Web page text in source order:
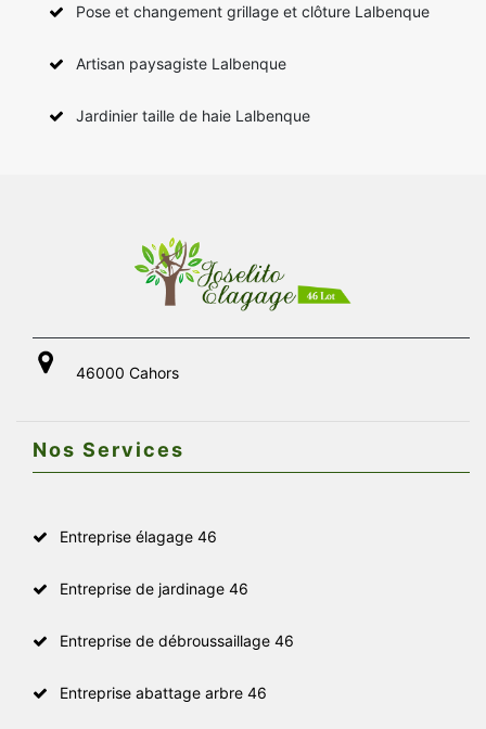
Pose et changement grillage et clôture Lalbenque
Artisan paysagiste Lalbenque
Jardinier taille de haie Lalbenque
46000 Cahors
Nos Services
Entreprise élagage 46
Entreprise de jardinage 46
Entreprise de débroussaillage 46
Entreprise abattage arbre 46